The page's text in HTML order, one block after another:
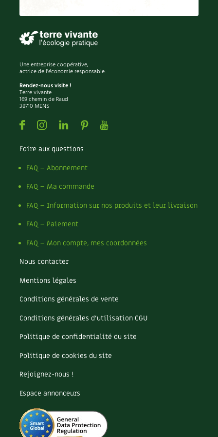
Habitat écologique
Matériaux écologiques
Énergie
Gestion de l’eau
Entretien de la maison
Décoration et petit bricolage
Les plantes et leurs vertus
Soins et cosmétiques au naturel
Société et alternatives
Autonomie
Enfants
Actions pour la planète
Archives
Trucs & astuces
Expés
Trocs & petites annonces
Appels à témoignage
Bonnes adresses
Liste des pépiniéristes
Mieux consommer
Une entreprise coopérative,
actrice de l'économie responsable.
Rendez-nous visite !
Terre vivante
169 chemin de Raud
38710 MENS
FacebookInstagramLinkedin
PinterestYoutube
Foire aux questions
FAQ – Abonnement
FAQ – Ma commande
FAQ – Information sur nos produits et leur livraison
FAQ – Paiement
FAQ – Mon compte, mes coordonnées
Nous contacter
Mentions légales
Conditions générales de vente
Conditions générales d’utilisation CGU
Politique de confidentialité du site
Politique de cookies du site
Rejoignez-nous !
Espace annonceurs